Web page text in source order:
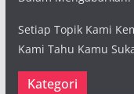
Setiap Topik Kami
Kami Tahu Kamu
Kategori